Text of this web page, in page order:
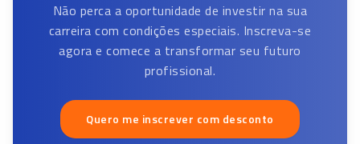
Não perca a oportunidade de investir na sua
carreira com condições especiais. Inscreva-se
agora e comece a transformar seu futuro
profissional.
Quero me inscrever com desconto